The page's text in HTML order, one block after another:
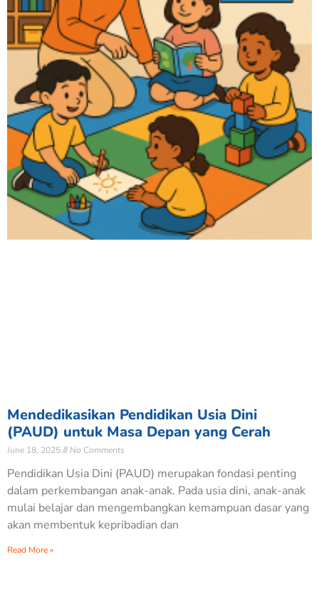
Mendedikasikan Pendidikan Usia Dini
(PAUD) untuk Masa Depan yang Cerah
June 18, 2025 No Comments
Pendidikan Usia Dini (PAUD) merupakan fondasi penting
dalam perkembangan anak-anak. Pada usia dini, anak-anak
mulai belajar dan mengembangkan kemampuan dasar yang
akan membentuk kepribadian dan
Read More »